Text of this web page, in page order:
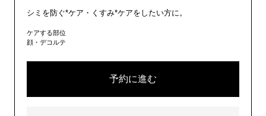
シミを防ぐ*ケア・くすみ*ケアをしたい方に。
ケアする部位
顔・デコルテ
予約に進む